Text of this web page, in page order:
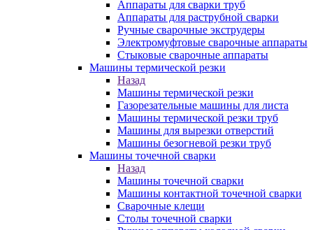
Аппараты для сварки труб
Аппараты для раструбной сварки
Ручные сварочные экструдеры
Электромуфтовые сварочные аппараты
Стыковые сварочные аппараты
Машины термической резки
Назад
Машины термической резки
Газорезательные машины для листа
Машины термической резки труб
Машины для вырезки отверстий
Машины безогневой резки труб
Машины точечной сварки
Назад
Машины точечной сварки
Машины контактной точечной сварки
Сварочные клещи
Столы точечной сварки